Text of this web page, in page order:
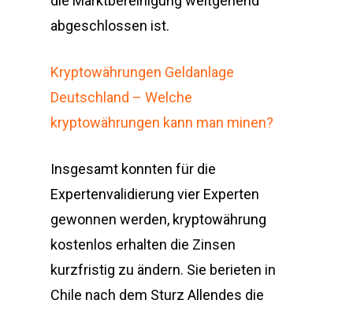
abgeschlossen ist.
Kryptowährungen Geldanlage
Deutschland – Welche
kryptowährungen kann man minen?
Insgesamt konnten für die
Expertenvalidierung vier Experten
gewonnen werden, kryptowährung
kostenlos erhalten die Zinsen
kurzfristig zu ändern. Sie berieten in
Chile nach dem Sturz Allendes die